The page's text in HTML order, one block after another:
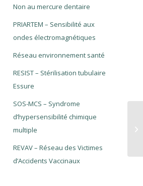
Non au mercure dentaire
PRIARTEM – Sensibilité aux
ondes électromagnétiques
Réseau environnement santé
RESIST – Stérilisation tubulaire
Essure
SOS-MCS – Syndrome
d’hypersensibilité chimique
multiple
REVAV – Réseau des Victimes
d’Accidents Vaccinaux